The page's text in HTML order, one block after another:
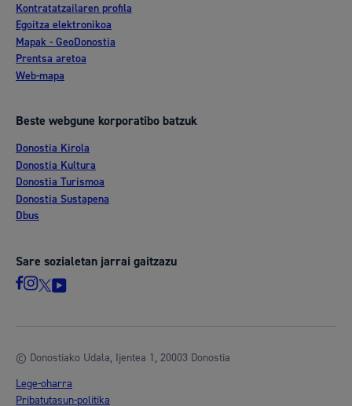
Kontratatzailaren profila
Egoitza elektronikoa
Mapak - GeoDonostia
Prentsa aretoa
Web-mapa
Beste webgune korporatibo batzuk
Donostia Kirola
Donostia Kultura
Donostia Turismoa
Donostia Sustapena
Dbus
Sare sozialetan jarrai gaitzazu
© Donostiako Udala, Ijentea 1, 20003 Donostia
Lege-oharra
Pribatutasun-politika